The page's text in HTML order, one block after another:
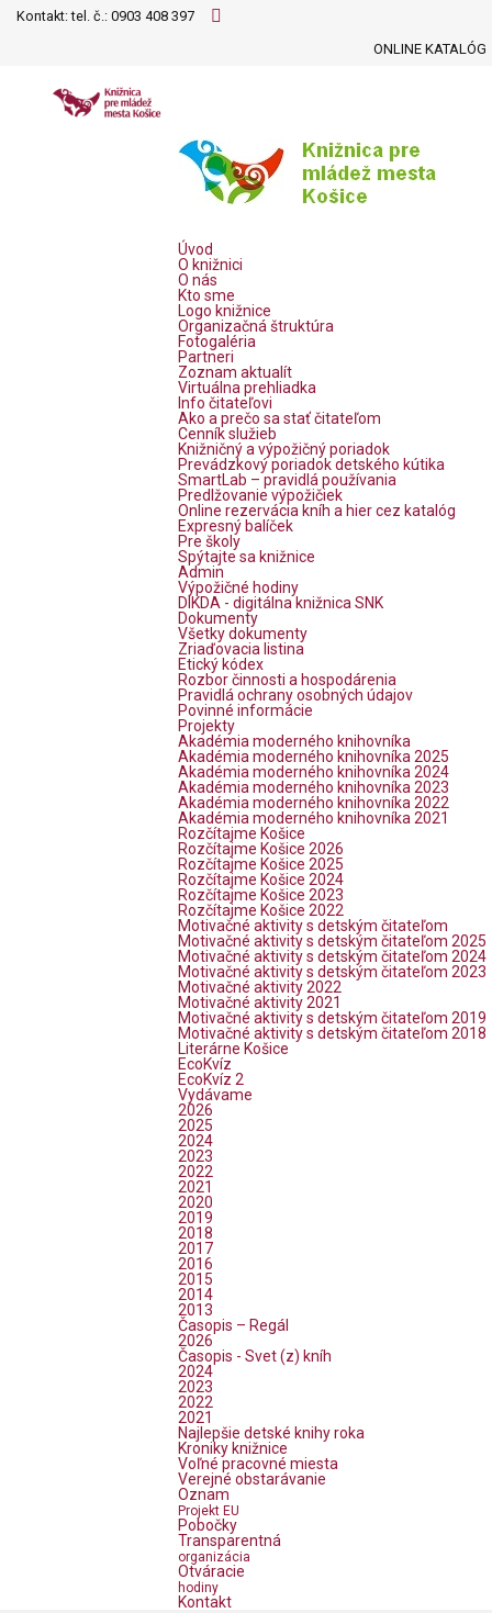
Kontakt: tel. č.: 0903 408 397
ONLINE KATALÓG
Úvod
O knižnici
O nás
Kto sme
Logo knižnice
Organizačná štruktúra
Fotogaléria
Partneri
Zoznam aktualít
Virtuálna prehliadka
Info čitateľovi
Ako a prečo sa stať čitateľom
Cenník služieb
Knižničný a výpožičný poriadok
Prevádzkový poriadok detského kútika
SmartLab – pravidlá používania
Predlžovanie výpožičiek
Online rezervácia kníh a hier cez katalóg
Expresný balíček
Pre školy
Spýtajte sa knižnice
Admin
Výpožičné hodiny
DIKDA - digitálna knižnica SNK
Dokumenty
Všetky dokumenty
Zriaďovacia listina
Etický kódex
Rozbor činnosti a hospodárenia
Pravidlá ochrany osobných údajov
Povinné informácie
Projekty
Akadémia moderného knihovníka
Akadémia moderného knihovníka 2025
Akadémia moderného knihovníka 2024
Akadémia moderného knihovníka 2023
Akadémia moderného knihovníka 2022
Akadémia moderného knihovníka 2021
Rozčítajme Košice
Rozčítajme Košice 2026
Rozčítajme Košice 2025
Rozčítajme Košice 2024
Rozčítajme Košice 2023
Rozčítajme Košice 2022
Motivačné aktivity s detským čitateľom
Motivačné aktivity s detským čitateľom 2025
Motivačné aktivity s detským čitateľom 2024
Motivačné aktivity s detským čitateľom 2023
Motivačné aktivity 2022
Motivačné aktivity 2021
Motivačné aktivity s detským čitateľom 2019
Motivačné aktivity s detským čitateľom 2018
Literárne Košice
EcoKvíz
EcoKvíz 2
Vydávame
2026
2025
2024
2023
2022
2021
2020
2019
2018
2017
2016
2015
2014
2013
Časopis – Regál
2026
Časopis - Svet (z) kníh
2024
2023
2022
2021
Najlepšie detské knihy roka
Kroniky knižnice
Voľné pracovné miesta
Verejné obstarávanie
Oznam
Projekt EU
Pobočky
Transparentná
organizácia
Otváracie
hodiny
Kontakt